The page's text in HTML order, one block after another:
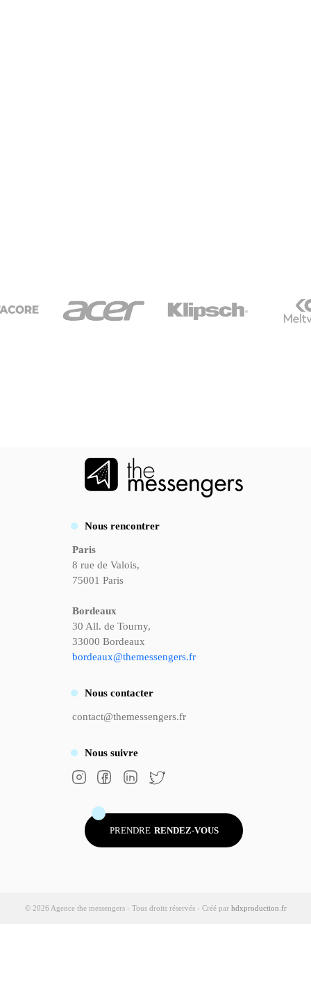
Nous rencontrer
Paris
8 rue de Valois,
75001 Paris
Bordeaux
30 All. de Tourny,
33000 Bordeaux
bordeaux@themessengers.fr
Nous contacter
contact@themessengers.fr
Nous suivre
PRENDRE RENDEZ-VOUS
© 2026 Agence the messengers - Tous droits réservés - Créé par hdxproduction.fr